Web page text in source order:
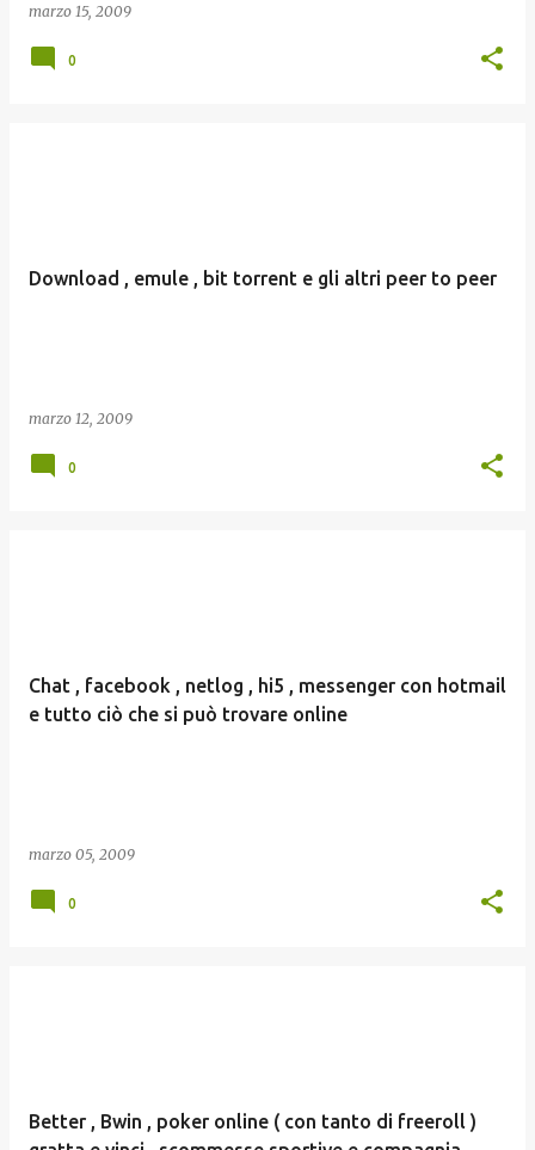
marzo 15, 2009
0
Download , emule , bit torrent e gli altri peer to peer
marzo 12, 2009
0
Chat , facebook , netlog , hi5 , messenger con hotmail
e tutto ciò che si può trovare online
marzo 05, 2009
0
Better , Bwin , poker online ( con tanto di freeroll )